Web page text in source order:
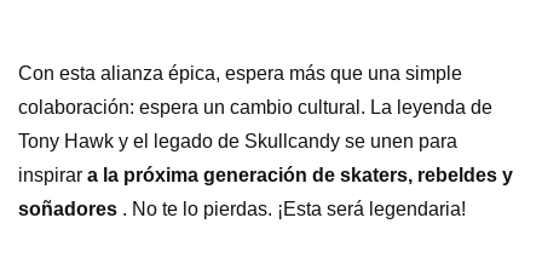
Con esta alianza épica, espera más que una simple
colaboración: espera un cambio cultural. La leyenda de
Tony Hawk y el legado de Skullcandy se unen para
inspirar a la próxima generación de skaters, rebeldes y
soñadores . No te lo pierdas. ¡Esta será legendaria!